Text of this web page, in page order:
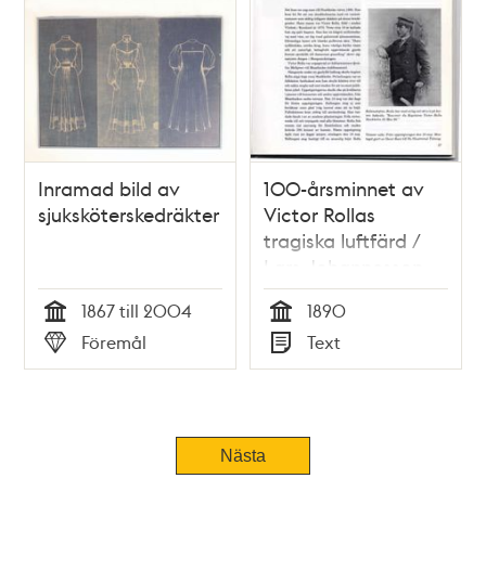
Inramad bild av
sjuksköterskedräkter
Tid
1867 till 2004
Typ
Föremål
100-årsminnet av
Victor Rollas
tragiska luftfärd /
Lars Johannesson
Tid
1890
Typ
Text
TidigareNästa